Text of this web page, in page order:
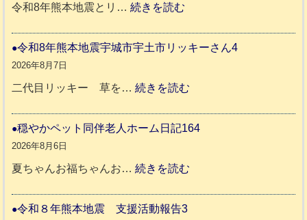
ネ
ん
2
令和8年熊本地震とリ…続きを読む
和
年
本
援
令和8年熊本地震宇城市宇土市リッキーさん4
2026年8月7日
二代目リッキー 草を…続きを読む
和
穏やかペット同伴老人ホーム日記164
2026年8月6日
夏ちゃんお福ちゃんお…続きを読む
令和８年熊本地震 支援活動報告3